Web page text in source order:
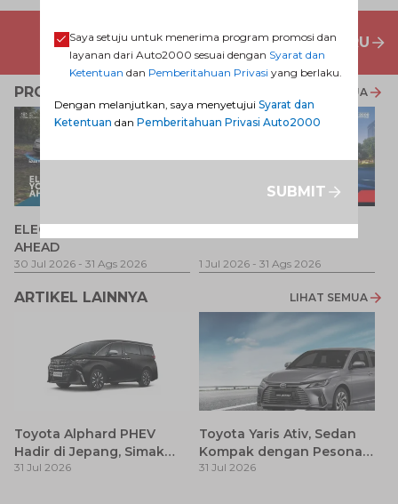
PENAWARAN MOBIL BARU
PROMO TERKAIT LIHAT SEMUA
ELECTRIFY YOUR PATH
AHEAD
30 Jul 2026 - 31 Ags 2026
Promo Veloz HEV
1 Jul 2026 - 31 Ags 2026
ARTIKEL LAINNYA LIHAT SEMUA
Toyota Alphard PHEV
Hadir di Jepang, Simak
Pembaruan dan Fitur
31 Jul 2026
Toyota Yaris Ativ, Sedan
Kompak dengan Pesona
Modern
31 Jul 2026
Saya setuju untuk menerima program promosi dan
layanan dari Auto2000 sesuai dengan Syarat dan
Ketentuan dan Pemberitahuan Privasi yang berlaku.
Dengan melanjutkan, saya menyetujui Syarat dan
Ketentuan dan Pemberitahuan Privasi Auto2000
SUBMIT